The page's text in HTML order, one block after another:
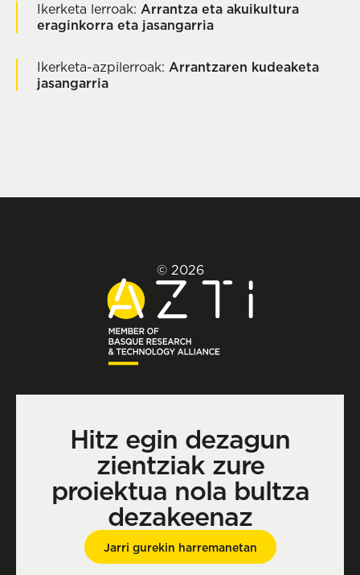
Ikerketa lerroak: Arrantza eta akuikultura
eraginkorra eta jasangarria
Ikerketa-azpilerroak: Arrantzaren kudeaketa
jasangarria
© 2026
Hitz egin dezagun
zientziak zure
proiektua nola bultza
dezakeenaz
Jarri gurekin harremanetan